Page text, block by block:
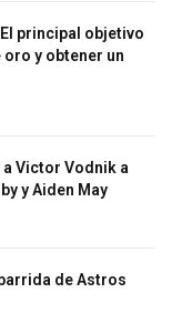
principal objetivo
y obtener un
Victor Vodnik a
y Aiden May
de Astros